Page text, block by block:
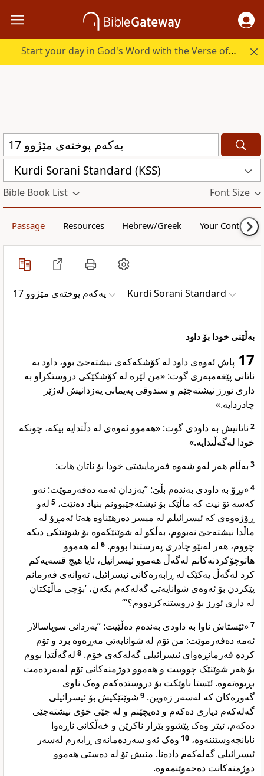
Start your day in God's Word with the Verse of the Day.
Kurdi Sorani Standard (KSS)
Bible Book List Font Size
Passage Resources Hebrew/Greek Your Content
یەکەم پوختەی مێژوو 17 Kurdi Sorani Standard
بەڵێنی خودا بۆ داود
17 پاش ئەوەی داود لە کۆشکەکەی نیشتەجێ بوو، داود بە
ناتانی پێغەمبەری گوت: «من لێرە لە کۆشکێکی دروستکراو بە
داری ئورز نیشتەجێم و سندوقی پەیمانی یەزدانیش لەژێر
چادردایە.»
2 ناتانیش بە داودی گوت: «هەموو ئەوەی لە دڵتدایە بیکە، چونکە
خودا لەگەڵتدایە.»
3 بەڵام هەر لەو شەوە فەرمایشتی خودا بۆ ناتان هات:
4«بڕۆ بە داودی بەندەم بڵێ: ”یەزدان ئەمە دەفەرموێت: ئەو
کەسە تۆ نیت کە ماڵێک بۆ نیشتەجێبوونم بنیاد دەنێت، 5 لەو
ڕۆژەوەی کە ئیسرائیلم لە میسر دەرهێناوە هەتا ئەمڕۆ لە
ماڵدا نیشتەجێ نەبووم، بەڵکو لە شوێنێکەوە بۆ شوێنێکی دیکە
چووم، هەر لەنێو چادری پەرستندا بووم. 6 لە هەموو
هاتوچۆکردنەکانم لەگەڵ هەموو ئیسرائیل، ئایا هیچ قسەیەکم
کرد لەگەڵ یەکێک لە ڕابەرەکانی ئیسرائیل، ئەوانەی فەرمانم
پێکردن بۆ ئەوەی شوانایەتی گەلەکەم بکەن، ’بۆچی ماڵێکتان
لە داری ئورز بۆ دروستنەکردووم؟‘“
7«ئێستاش ئاوا بە داودی بەندەم دەڵێیت: ”یەزدانی سوپاسالار
ئەمە دەفەرموێت: من تۆم لە شوانایەتی مەڕەوە برد و تۆم
کردە فەرمانڕەوای ئیسرائیلی گەلەکەی خۆم. 8 لەگەڵتدا بووم
بۆ هەر شوێنێک چووبیت و هەموو دوژمنەکانی تۆم لەبەردەمت
بڕیوەتەوە. ئێستا ناوێکت بۆ دروستدەکەم وەک ناوی
گەورەکان کە لەسەر زەوین. 9 شوێنێکیش بۆ ئیسرائیلی
گەلەکەم دیاری دەکەم و دەیچێنم و لە جێی خۆی نیشتەجێی
دەکەم، ئیتر وەک پێشوو بێزار ناکرێن و خەڵکانی ناڕەوا
نایانچەوسێننەوە، 10 وەک ئەو سەردەمانەی ڕابەرم لەسەر
ئیسرائیلی گەلەکەم دادەنا. منیش تۆ لە دەستی هەموو
دوژمنەکانت دەحەوێنمەوە.